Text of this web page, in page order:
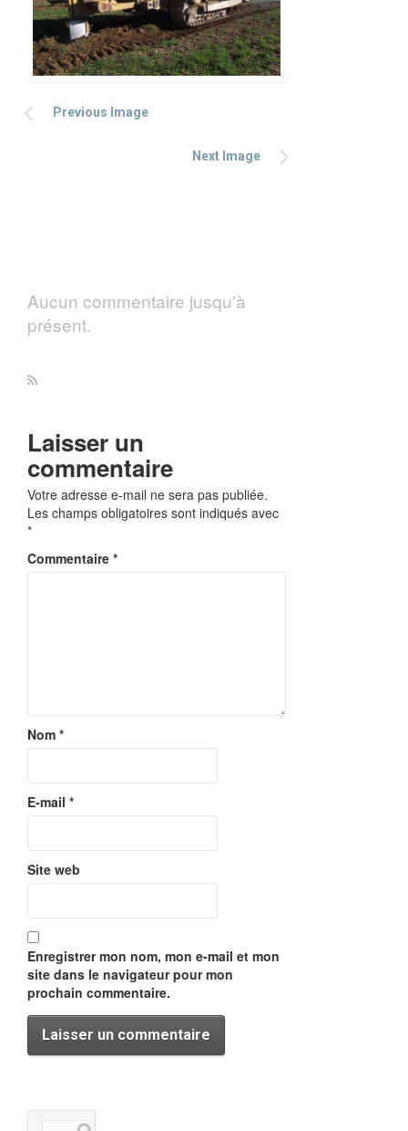
Previous Image
Next Image
Aucun commentaire jusqu'à
présent.
Laisser un
commentaire
Votre adresse e-mail ne sera pas publiée.
Les champs obligatoires sont indiqués avec
*
Commentaire *
Nom *
E-mail *
Site web
Enregistrer mon nom, mon e-mail et mon
site dans le navigateur pour mon
prochain commentaire.